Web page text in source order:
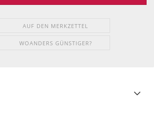
AUF DEN MERKZETTEL
WOANDERS GÜNSTIGER?